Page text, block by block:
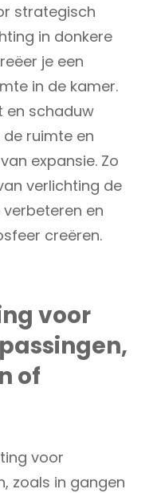
strategisch
in donkere
je een
in de kamer.
en schaduw
ruimte en
expansie. Zo
verlichting de
en
creëren.
voor
of
voor
zoals in gangen